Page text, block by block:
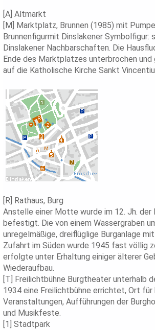
[A] Altmarkt
[M] Marktplatz, Brunnen (1985) mit
Brunnenfigurmit Dinslakener Symbolfigur:
Dinslakener Nachbarschaften. Die
Ende des Marktplatzes unterbrochen
auf die Katholische Kirche Sankt
[R] Rathaus, Burg
Anstelle einer Motte wurde im 12. Jh. der
befestigt. Die von einem Wassergraben
unregelmäßige, dreiflüglige Burganlage
Zufahrt im Süden wurde 1945 fast völlig
erfolgte unter Erhaltung einiger älterer
Wiederaufbau.
[T] Freilichtbühne Burgtheater unterhalb
1934 eine Freilichtbühne errichtet, Ort
Veranstaltungen, Aufführungen der
und Musikfeste.
[1] Stadtpark